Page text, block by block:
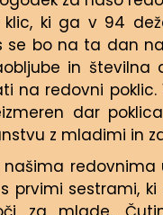
ki ga v 94
bo na ta dan
in
redovni poklic.
dar
z mladimi in
prvimi sestrami,